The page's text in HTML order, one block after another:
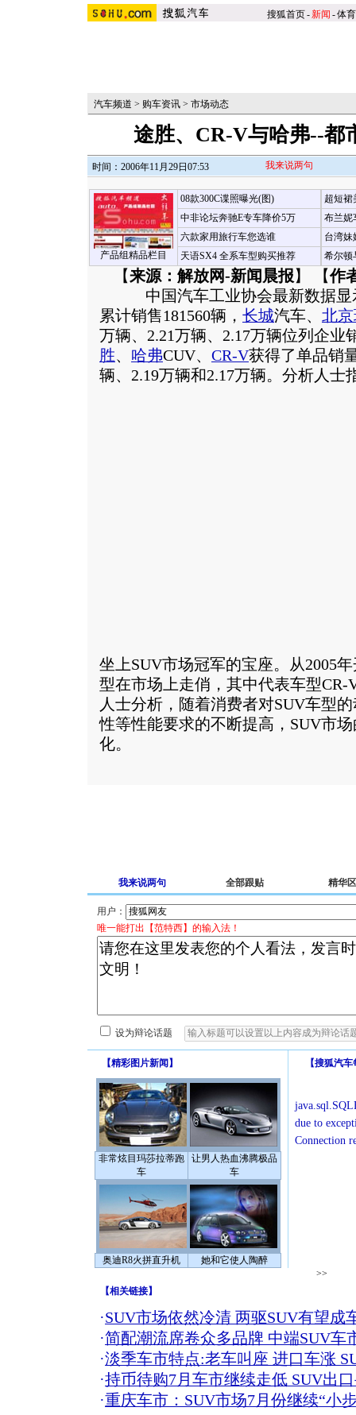
搜狐首页-新闻 -体育
汽车频道 > 购车资讯 > 市场动态
途胜、CR-V与哈弗--都
时间：2006年11月29日07:53 我来说两句
产品组精品栏目
08款300C谍照曝光(图)
中非论坛奔驰E专车降价5万
六款家用旅行车您选谁
天语SX4 全系车型购买推荐
超短裙
布兰妮
台湾妹
希尔顿
【来源：解放网-新闻晨报 】 【作
中国汽车工业协会最新数据显
累计销售181560辆， 长城汽车、 北
万辆、2.21万辆、2.17万辆位列企业
胜、 哈弗CUV、 CR-V获得了单品销
辆、2.19万辆和2.17万辆。 分析人士
坐上SUV市场冠军的宝座。从2005
型在市场上走俏，其中代表车型
人士分析，随着消费者对SUV车型
性等性能要求的不断提高，SUV市
化。
我来说两句 全部跟贴 精华区
用户：
唯一能打出【范特西】的输入法！
设为辩论话题
【精彩图片新闻 】
非常炫目玛莎拉蒂跑
车
让男人热血沸腾极品
车
奥迪R8火拼直升机 她和它使人陶醉
【搜狐汽车
due to
Connection
>>
【相关链接】
·SUV市场依然冷清 两驱SUV有望成
·简配潮流席卷众多品牌 中端SUV车
·淡季车市特点:老车叫座 进口车涨
·持币待购7月车市继续走低 SUV出
·重庆车市：SUV市场7月份继续“小